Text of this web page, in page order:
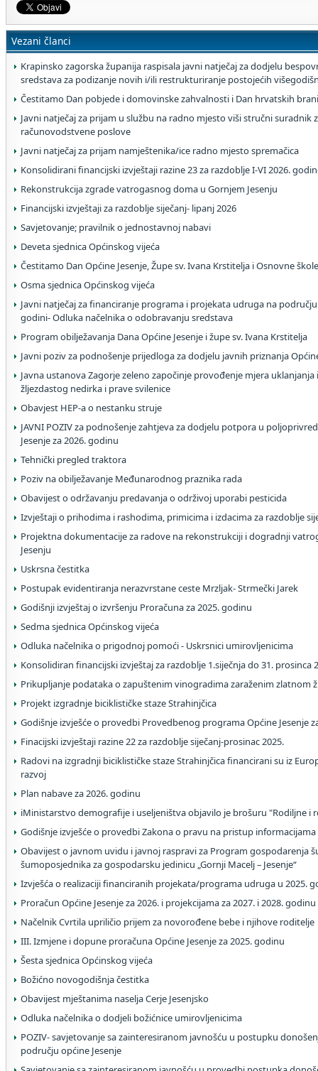
Vezani članci
Krapinsko zagorska županija raspisala javni natječaj za dodjelu
sredstava za podizanje novih i/ili restrukturiranje postojećih
Čestitamo Dan pobjede i domovinske zahvalnosti i Dan hrvatskih
Javni natječaj za prijam u službu na radno mjesto viši stručni suradnik
računovodstvene poslove
Javni natječaj za prijam namještenika/ice radno mjesto spremačica
Konsolidirani financijski izvještaji razine 23 za razdoblje I-VI 2026.
Rekonstrukcija zgrade vatrogasnog doma u Gornjem Jesenju
Financijski izvještaji za razdoblje siječanj- lipanj 2026
Savjetovanje; pravilnik o jednostavnoj nabavi
Deveta sjednica Općinskog vijeća
Čestitamo Dan Općine Jesenje, Župe sv. Ivana Krstitelja i Osnovne
Osma sjednica Općinskog vijeća
Javni natječaj za financiranje programa i projekata udruga na području
godini- Odluka načelnika o odobravanju sredstava
Program obilježavanja Dana Općine Jesenje i župe sv. Ivana Krstitelja
Javni poziv za podnošenje prijedloga za dodjelu javnih priznanja
Javna ustanova Zagorje zeleno započinje provođenje mjera
žljezdastog nedirka i prave svilenice
Obavjest HEP-a o nestanku struje
JAVNI POZIV za podnošenje zahtjeva za dodjelu potpora u
Jesenje za 2026. godinu
Tehnički pregled traktora
Poziv na obilježavanje Međunarodnog praznika rada
Obavijest o održavanju predavanja o održivoj uporabi pesticida
Izvještaji o prihodima i rashodima, primicima i izdacima za razdoblje
Projektna dokumentacije za radove na rekonstrukciji i dogradnji
Jesenju
Uskrsna čestitka
Postupak evidentiranja nerazvrstane ceste Mrzljak- Strmečki Jarek
Godišnji izvještaj o izvršenju Proračuna za 2025. godinu
Sedma sjednica Općinskog vijeća
Odluka načelnika o prigodnoj pomoći - Uskrsnici umirovljenicima
Konsolidiran financijski izvještaj za razdoblje 1.siječnja do 31. prosinca
Prikupljanje podataka o zapuštenim vinogradima zaraženim zlatnom
Projekt izgradnje biciklističke staze Strahinjčica
Godišnje izvješće o provedbi Provedbenog programa Općine Jesenje
Finacijski izvještaji razine 22 za razdoblje siječanj-prosinac 2025.
Radovi na izgradnji biciklističke staze Strahinjčica financirani su iz
razvoj
Plan nabave za 2026. godinu
iMinistarstvo demografije i useljeništva objavilo je brošuru "Rodiljne i
Godišnje izvješće o provedbi Zakona o pravu na pristup informacijama
Obavijest o javnom uvidu i javnoj raspravi za Program gospodarenja
šumoposjednika za gospodarsku jedinicu „Gornji Macelj – Jesenje“
Izvješća o realizaciji financiranih projekata/programa udruga u 2025.
Proračun Općine Jesenje za 2026. i projekcijama za 2027. i 2028. godinu
Načelnik Cvrtila upriličio prijem za novorođene bebe i njihove roditelje
III. Izmjene i dopune proračuna Općine Jesenje za 2025. godinu
Šesta sjednica Općinskog vijeća
Božićno novogodišnja čestitka
Obavijest mještanima naselja Cerje Jesenjsko
Odluka načelnika o dodjeli božićnice umirovljenicima
POZIV- savjetovanje sa zainteresiranom javnošću u postupku
području općine Jesenje